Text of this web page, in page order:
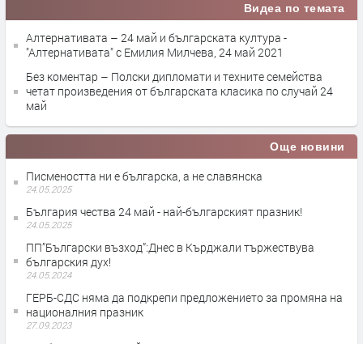
Видеа по темата
Алтернативата – 24 май и българската култура -
"Алтернативата" с Емилия Милчева, 24 май 2021
Без коментар – Полски дипломати и техните семейства
четат произведения от българската класика по случай 24
май
Още новини
Писмеността ни е българска, а не славянска
24.05.2025
България чества 24 май - най-българският празник!
24.05.2025
ПП”Български възход”:Днес в Кърджали тържествува
българския дух!
24.05.2024
ГЕРБ-СДС няма да подкрепи предложението за промяна на
националния празник
27.09.2023